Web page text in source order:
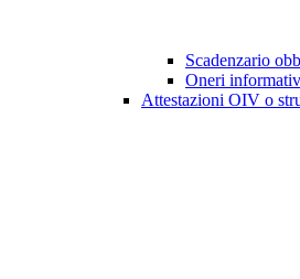
Scadenzario
Oneri
Attestazioni OIV o